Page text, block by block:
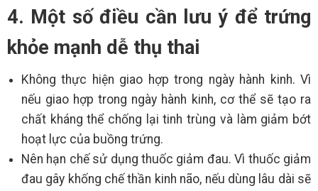
4. Một số điều cần lưu ý để trứng
khỏe mạnh dễ thụ thai
Không thực hiện giao hợp trong ngày hành kinh. Vì
nếu giao hợp trong ngày hành kinh, cơ thể sẽ tạo ra
chất kháng thể chống lại tinh trùng và làm giảm bớt
hoạt lực của buồng trứng.
Nên hạn chế sử dụng thuốc giảm đau. Vì thuốc giảm
đau gây khống chế thần kinh não, nếu dùng lâu dài sẽ